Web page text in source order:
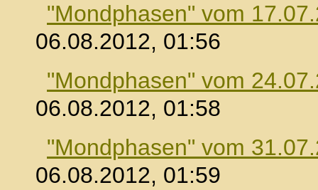
"Mondphasen" vom
06.08.2012, 01:56
"Mondphasen" vom
06.08.2012, 01:58
"Mondphasen" vom
06.08.2012, 01:59